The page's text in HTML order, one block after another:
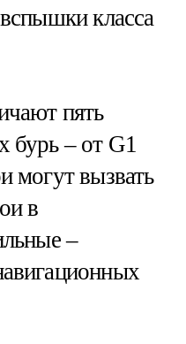
класса
пять
бурь – от G1
могут вызвать
в
–